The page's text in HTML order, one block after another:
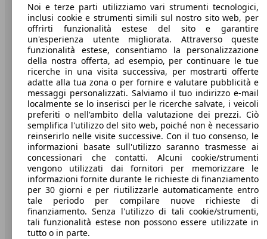
Benvenuti su AutoScout24, il mercato auto europeo.
Società
A proposito di AutoScout24
Stampa
Media
Condizioni generali
Informazioni
Privacy
Dichiarazione di Accessibilità
Servizi
Noi e terze parti utilizziamo vari strumenti tecnologici,
inclusi cookie e strumenti simili sul nostro sito web, per
offrirti funzionalità estese del sito e garantire
un'esperienza utente migliorata. Attraverso queste
funzionalità estese, consentiamo la personalizzazione
della nostra offerta, ad esempio, per continuare le tue
ricerche in una visita successiva, per mostrarti offerte
adatte alla tua zona o per fornire e valutare pubblicità e
messaggi personalizzati. Salviamo il tuo indirizzo e-mail
localmente se lo inserisci per le ricerche salvate, i veicoli
preferiti o nell'ambito della valutazione dei prezzi. Ciò
semplifica l'utilizzo del sito web, poiché non è necessario
reinserirlo nelle visite successive. Con il tuo consenso, le
informazioni basate sull'utilizzo saranno trasmesse ai
concessionari che contatti. Alcuni cookie/strumenti
vengono utilizzati dai fornitori per memorizzare le
informazioni fornite durante le richieste di finanziamento
per 30 giorni e per riutilizzarle automaticamente entro
tale periodo per compilare nuove richieste di
finanziamento. Senza l'utilizzo di tali cookie/strumenti,
tali funzionalità estese non possono essere utilizzate in
tutto o in parte.